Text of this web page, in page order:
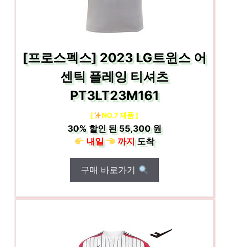
[프로스펙스] 2023 LG트윈스 어
센틱 플레잉 티셔츠
PT3LT23M161
[ NO.7 제품 ]
30%할인 된55,300 원
내일
까지도착
구매 바로가기